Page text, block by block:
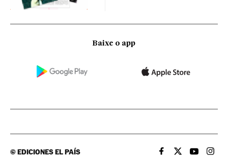
Baixe o app
©EDICIONES EL PAÍS EL PAÍS BRASIL EN
EL PAÍSEL PAÍS
EL